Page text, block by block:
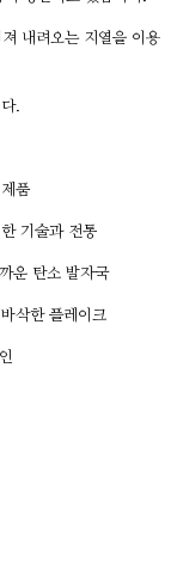
내려오는 지열을 이용
.
품
기술과 전통
운 탄소 발자국
삭한 플레이크